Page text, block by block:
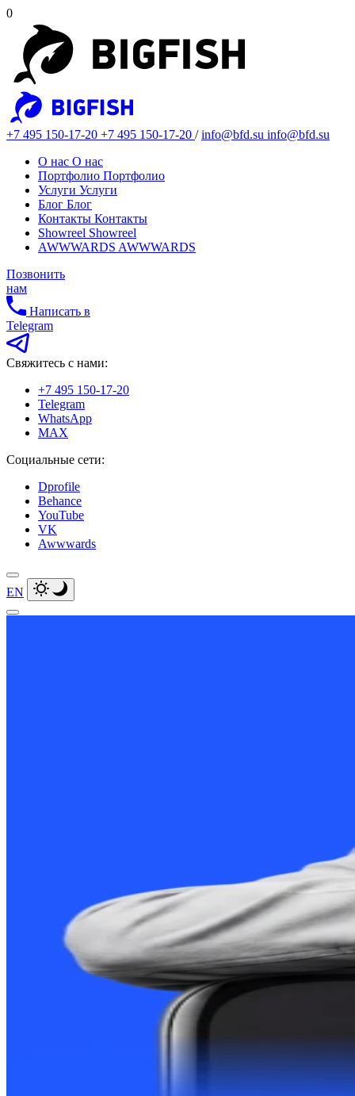
0
+7 495 150-17-20 +7 495 150-17-20 /info@bfd.su info@bfd.su
О нас О нас
Портфолио Портфолио
Услуги Услуги
Блог Блог
Контакты Контакты
Showreel Showreel
AWWWARDS AWWWARDS
Позвонить
нам
Написать в
Telegram
Свяжитесь с нами:
+7 495 150-17-20
Telegram
WhatsApp
MAX
Социальные сети:
Dprofile
Behance
YouTube
VK
Awwwards
EN